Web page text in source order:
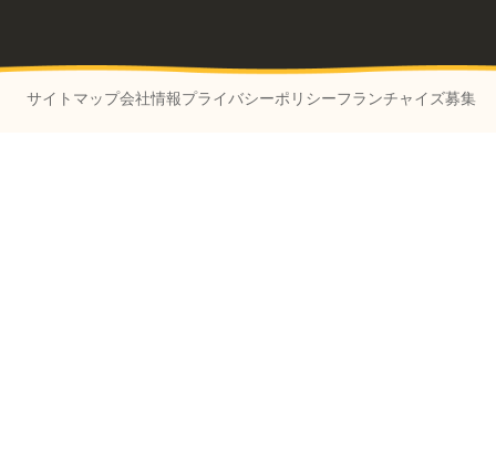
サイトマップ会社情報プライバシーポリシーフランチャイズ募集